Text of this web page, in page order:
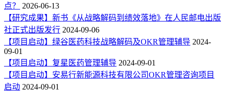
点？
2026-06-13
【研究成果】新书《从战略解码到绩效落地》在人民邮电出版
社正式出版发行 2024-09-06
【项目启动】绿谷医药科技战略解码及OKR管理辅导 2024-
09-01
【项目启动】复星医药管理辅导 2024-09-01
【项目启动】安易行新能源科技有限公司OKR管理咨询项目
启动 2024-09-01